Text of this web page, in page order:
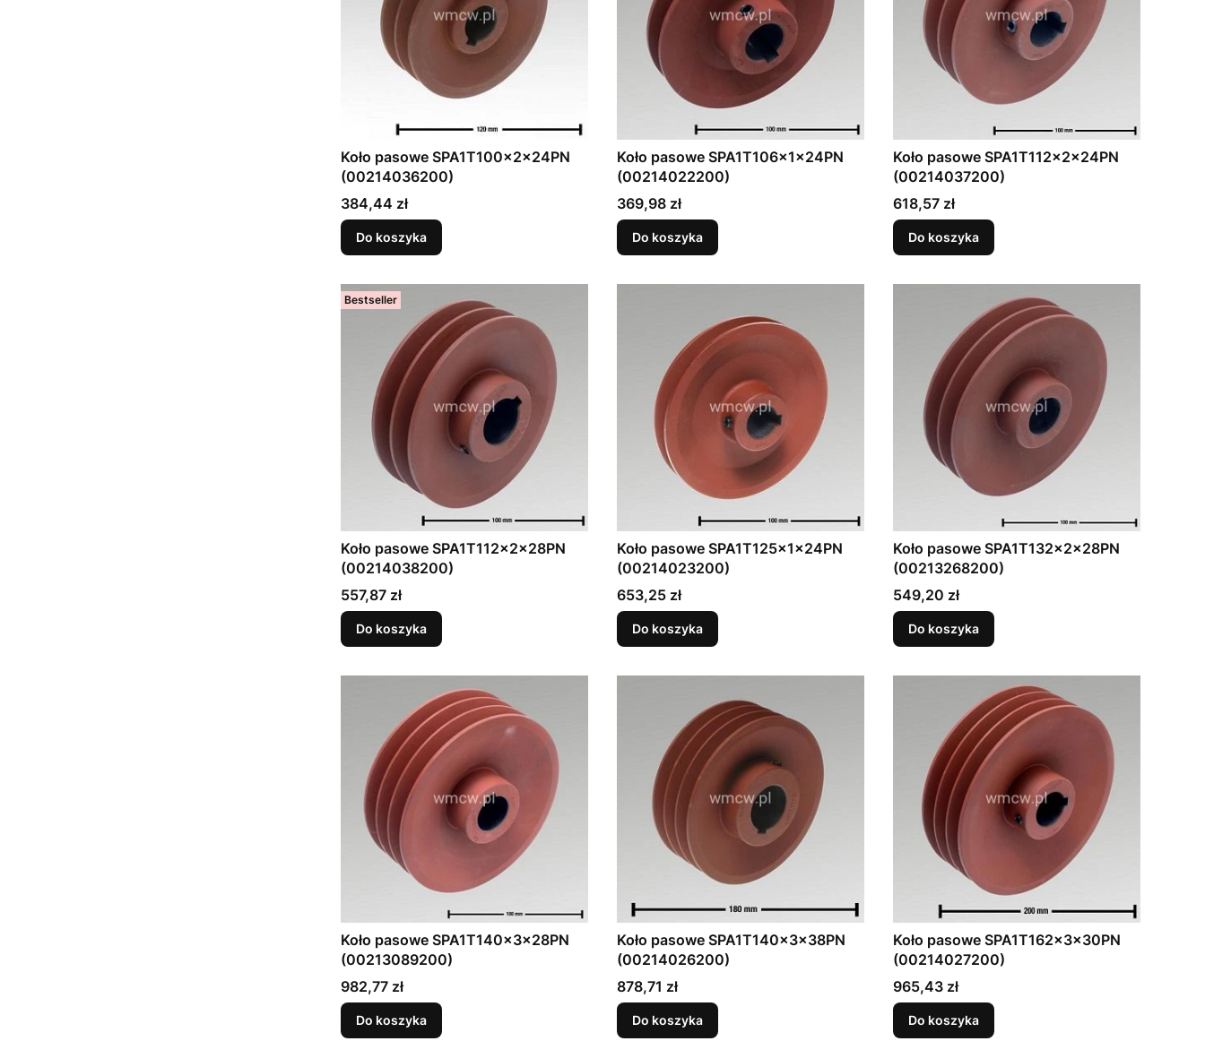
Koło pasowe SPA1T100x2x24PN
(00214036200)
Cena
384,44 zł
Do koszyka
Koło pasowe SPA1T106x1x24PN
(00214022200)
Cena
369,98 zł
Do koszyka
Koło pasowe SPA1T112x2x24PN
(00214037200)
Cena
618,57 zł
Do koszyka
Bestseller
Koło pasowe SPA1T112x2x28PN
(00214038200)
Cena
557,87 zł
Do koszyka
Koło pasowe SPA1T125x1x24PN
(00214023200)
Cena
653,25 zł
Do koszyka
Koło pasowe SPA1T132x2x28PN
(00213268200)
Cena
549,20 zł
Do koszyka
Koło pasowe SPA1T140x3x28PN
(00213089200)
Cena
982,77 zł
Do koszyka
Koło pasowe SPA1T140x3x38PN
(00214026200)
Cena
878,71 zł
Do koszyka
Koło pasowe SPA1T162x3x30PN
(00214027200)
Cena
965,43 zł
Do koszyka